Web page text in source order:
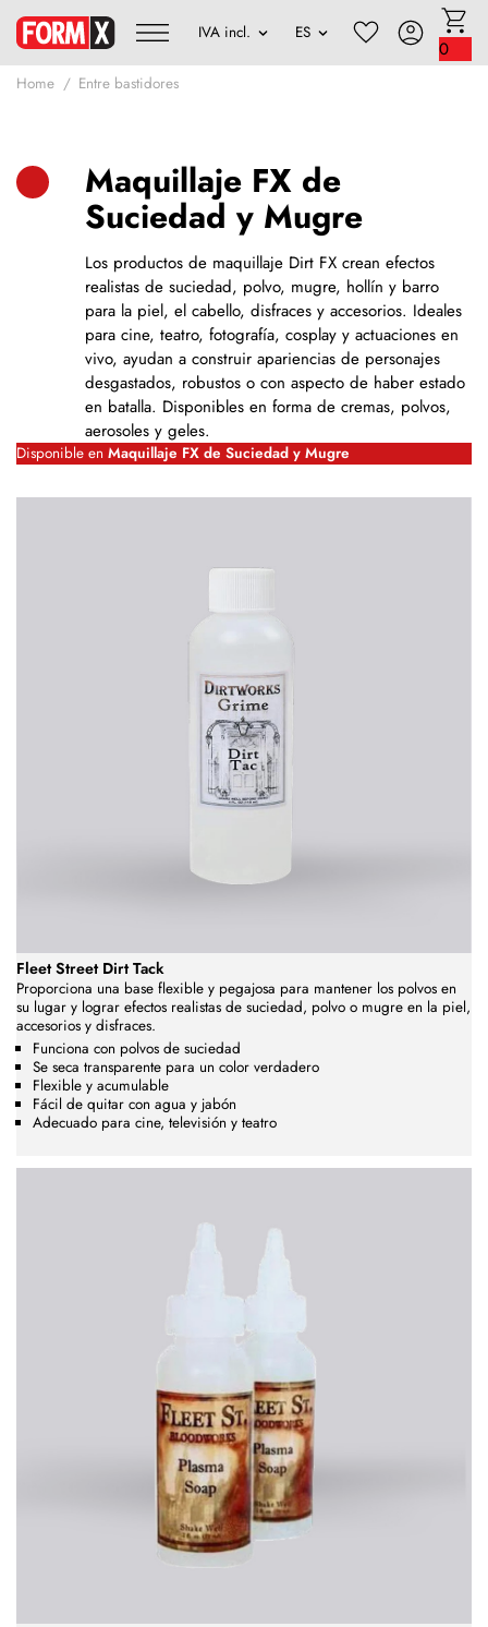
0
Home Entre bastidores
Maquillaje FX de
Suciedad y Mugre
Los productos de maquillaje Dirt FX crean efectos
realistas de suciedad, polvo, mugre, hollín y barro
para la piel, el cabello, disfraces y accesorios. Ideales
para cine, teatro, fotografía, cosplay y actuaciones en
vivo, ayudan a construir apariencias de personajes
desgastados, robustos o con aspecto de haber estado
en batalla. Disponibles en forma de cremas, polvos,
aerosoles y geles.
Disponible en Maquillaje FX de Suciedad y Mugre
Fleet Street Dirt Tack
Proporciona una base flexible y pegajosa para mantener los polvos en
su lugar y lograr efectos realistas de suciedad, polvo o mugre en la piel,
accesorios y disfraces.
Funciona con polvos de suciedad
Se seca transparente para un color verdadero
Flexible y acumulable
Fácil de quitar con agua y jabón
Adecuado para cine, televisión y teatro